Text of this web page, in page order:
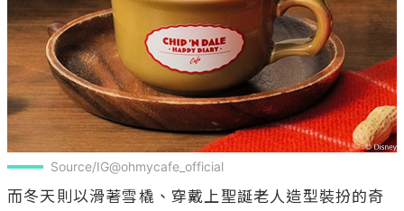
Source/IG@ohmycafe_official
而冬天則以滑著雪橇、穿戴上聖誕老人造型裝扮的奇